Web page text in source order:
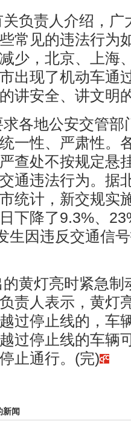
负责人介绍，广
常见的违法行为
少，北京、上海
出现了机动车通
讲安全、讲文明
各地公安交管部
一性、严肃性。
查处不按规定悬
通违法行为。据
统计，新交规实
下降了9.3%、
生因违反交通信
黄灯亮时紧急制
责人表示，黄灯
过停止线的，车
过停止线的车辆
止通行。(完)
新闻